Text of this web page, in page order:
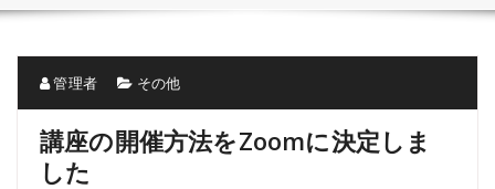
管理者 その他
講座の開催方法をZoomに決定しま
した